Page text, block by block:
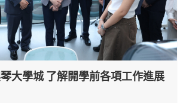
大學城 了解開學前各項工作進展